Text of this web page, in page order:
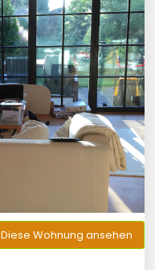
Diese Wohnung ansehen